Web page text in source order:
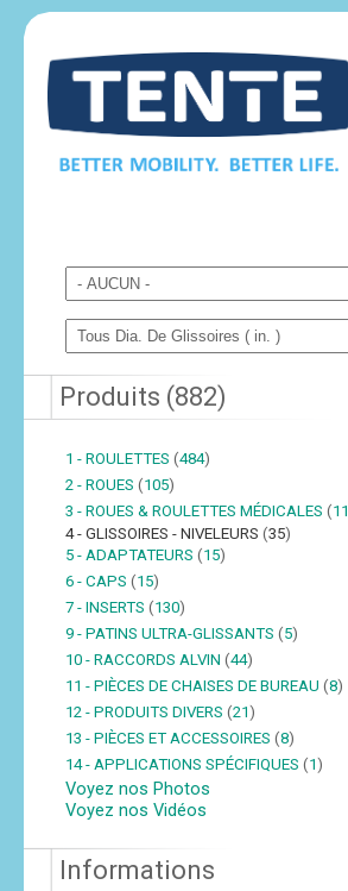
Produits (882)
1 - ROULETTES (484)
2 - ROUES (105)
3 - ROUES & ROULETTES MÉDICALES (11
4 - GLISSOIRES - NIVELEURS (35)
5 - ADAPTATEURS (15)
6 - CAPS (15)
7 - INSERTS (130)
9 - PATINS ULTRA-GLISSANTS (5)
10 - RACCORDS ALVIN (44)
11 - PIÈCES DE CHAISES DE BUREAU (8)
12 - PRODUITS DIVERS (21)
13 - PIÈCES ET ACCESSOIRES (8)
14 - APPLICATIONS SPÉCIFIQUES (1)
Voyez nos Photos
Voyez nos Vidéos
Informations